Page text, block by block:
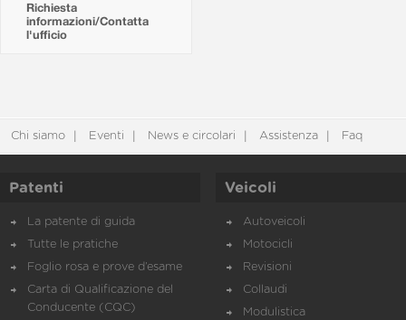
Richiesta
informazioni/Contatta
l'ufficio
Chi siamo Eventi News e circolari Assistenza Faq
Patenti
La patente di guida
Tutte le pratiche
Foglio rosa e prove d’esame
Carta di Qualificazione del
Conducente (CQC)
Veicoli
Autoveicoli
Motocicli
Revisioni
Collaudi
Modulistica